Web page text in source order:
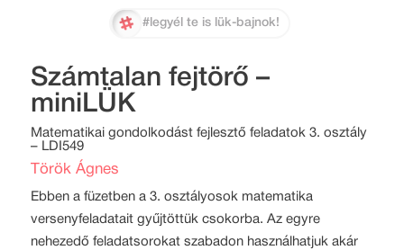
#legyél te is lük-bajnok!
Számtalan fejtörő –
miniLÜK
Matematikai gondolkodást fejlesztő feladatok 3. osztály
– LDI549
Török Ágnes
Ebben a füzetben a 3. osztályosok matematika
versenyfeladatait gyűjtöttük csokorba. Az egyre
nehezedő feladatsorokat szabadon használhatjuk akár